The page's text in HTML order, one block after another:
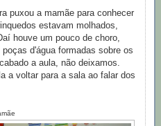
puxou a mamãe para conhecer
estavam molhados,
houve um pouco de choro,
d'água formadas sobre os
a aula, não deixamos.
a voltar para a sala ao falar dos